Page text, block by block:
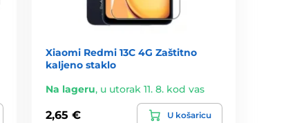
Xiaomi Redmi 13C 4G Zaštitno
kaljeno staklo
Na lageru, u utorak 11. 8. kod vas
2,65 € U košaricu